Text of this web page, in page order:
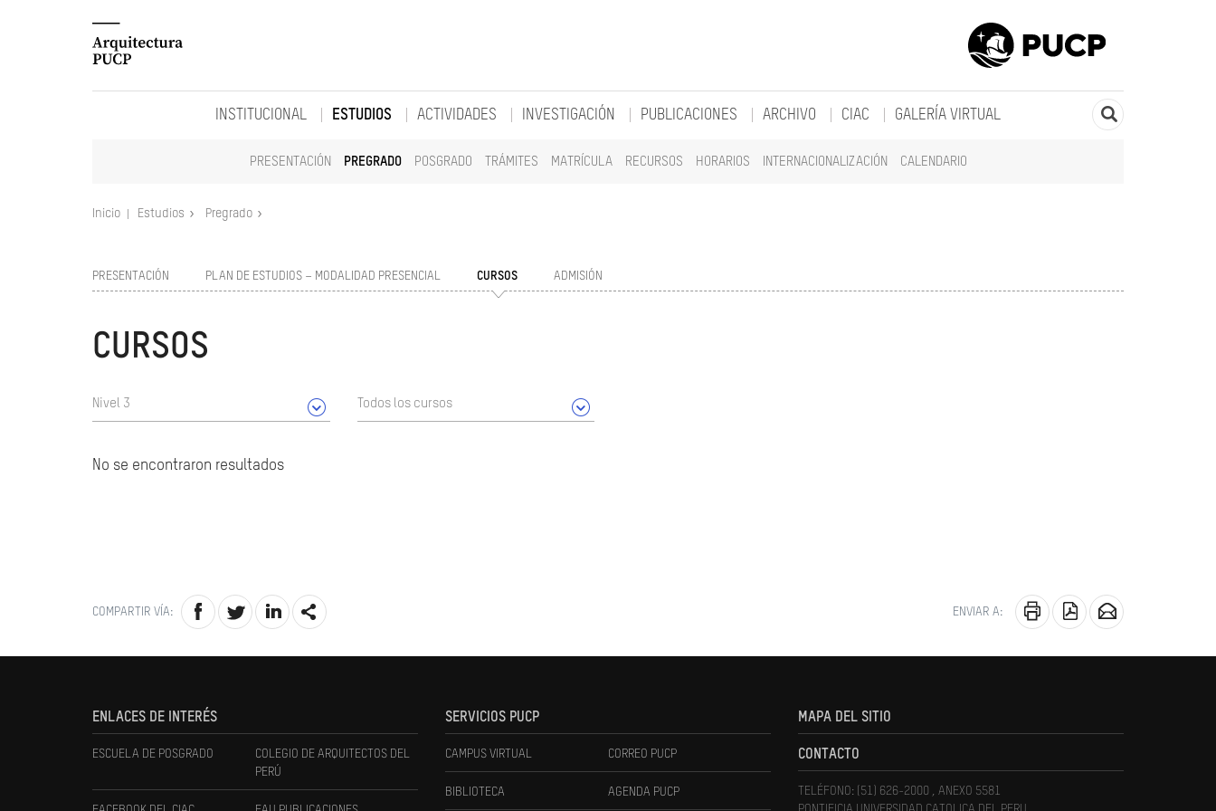
INSTITUCIONAL ESTUDIOS
PRESENTACIÓN PREGRADO POSGRADO TRÁMITES MATRÍCULA RECURSOS HORARIOS INTERNACIONALIZACIÓN CALENDARIO
ACTIVIDADES INVESTIGACIÓN PUBLICACIONES ARCHIVO CIAC GALERÍA VIRTUAL
Inicio Estudios Pregrado
PRESENTACIÓN PLAN DE ESTUDIOS – MODALIDAD PRESENCIAL CURSOS ADMISIÓN
CURSOS
Nivel 3 Todos los cursos
No se encontraron resultados
COMPARTIR VÍA: ENVIAR A:
ENLACES DE INTERÉS
ESCUELA DE POSGRADO
COLEGIO DE ARQUITECTOS DEL
PERÚ
SERVICIOS PUCP
CAMPUS VIRTUAL CORREO PUCP
BIBLIOTECA AGENDA PUCP
MAPA DEL SITIO
CONTACTO
TELÉFONO: (51) 626-2000 , ANEXO 5581